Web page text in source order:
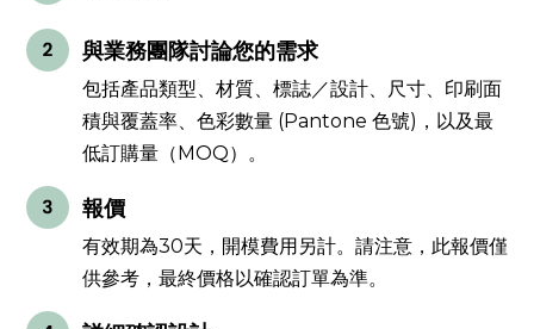
與業務團隊討論您的需求
包括產品類型、材質、標誌／設計、尺寸、印刷面
積與覆蓋率、色彩數量 (Pantone 色號)，以及最
低訂購量（MOQ）。
報價
有效期為30天，開模費用另計。請注意，此報價僅
供參考，最終價格以確認訂單為準。